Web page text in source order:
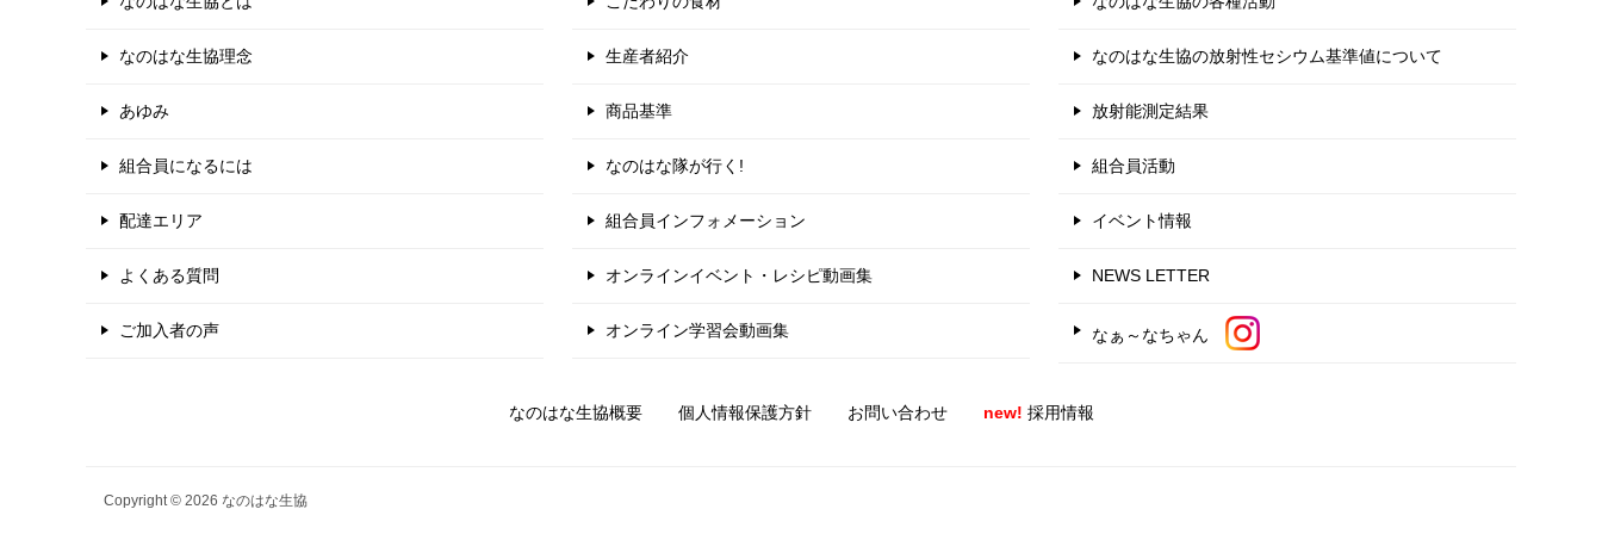
なのはな生協理念
あゆみ
組合員になるには
配達エリア
よくある質問
ご加入者の声
生産者紹介
商品基準
なのはな隊が行く!
組合員インフォメーション
オンラインイベント・レシピ動画集
オンライン学習会動画集
なのはな生協の放射性セシウム基準値について
放射能測定結果
組合員活動
イベント情報
NEWS LETTER
なぁ～なちゃん
なのはな生協概要 個人情報保護方針 お問い合わせ new! 採用情報
Copyright © 2026 なのはな生協